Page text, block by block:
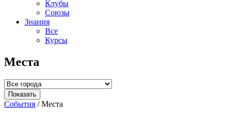
Клубы
Союзы
Знания
Все
Курсы
Места
События /Места